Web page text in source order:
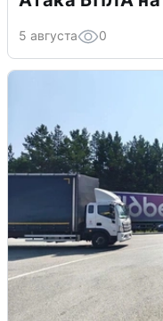
5 августа 0